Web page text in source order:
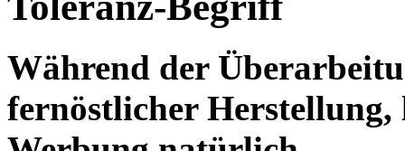
Während der
fernöstlicher Herstellung,